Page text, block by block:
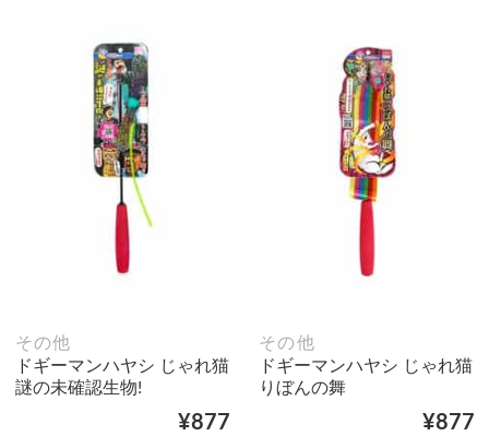
その他
ドギーマンハヤシ じゃれ猫
謎の未確認生物!
¥877
その他
ドギーマンハヤシ じゃれ猫
りぼんの舞
¥877